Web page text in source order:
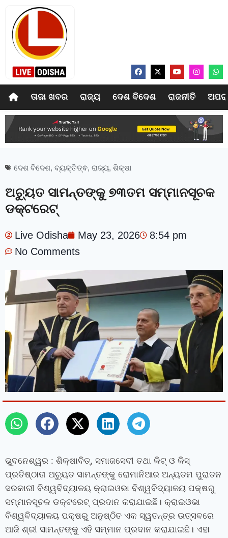
ତାଜା ଖବର ରାଜ୍ୟ ଦେଶ ବିଦେଶ ରାଜନୀତି
ଦେଶ ବିଦେଶ, ବ୍ୟକ୍ତିତ୍ଵ, ରାଜ୍ୟ, ଶିକ୍ଷା
ଅଚ୍ୟୁତ ସାମନ୍ତଙ୍କୁ ୭୩ତମ ସମ୍ମାନସୂଚକ
ଡକ୍ଟରେଟ୍
Live Odisha May 23, 2026
8:54 pm
No Comments
ଭୁବନେଶ୍ୱର : ଶିକ୍ଷାବିତ୍‌, ସମାଜସେବୀ ତଥା କିଟ୍ ଓ କିସ୍
ପ୍ରତିଷ୍ଠାତା ଅଚ୍ୟୁତ ସାମନ୍ତଙ୍କୁ ରୋମାନିଆର ଅନ୍ୟତମ ପୁରାତନ
ସରକାରୀ ବିଶ୍ୱବିଦ୍ୟାଳୟ କ୍ରାଇଓଭା ବିଶ୍ୱବିଦ୍ୟାଳୟ ପକ୍ଷରୁ
ସମ୍ମାନସୂଚକ ଡକ୍ଟରେଟ୍‍ ପ୍ରଦାନ କରାଯାଇଛି। କ୍ରାଇଓଭା
ବିଶ୍ୱବିଦ୍ୟାଳୟ ପକ୍ଷରୁ ଅନୁଷ୍ଠିତ ଏକ ସ୍ୱତନ୍ତ୍ର ଉତ୍ସବରେ
ଆଜି ଶ୍ରୀ ସାମନ୍ତଙ୍କୁ ଏହି ସମ୍ମାନ ପ୍ରଦାନ କରାଯାଇଛି। ଏହା